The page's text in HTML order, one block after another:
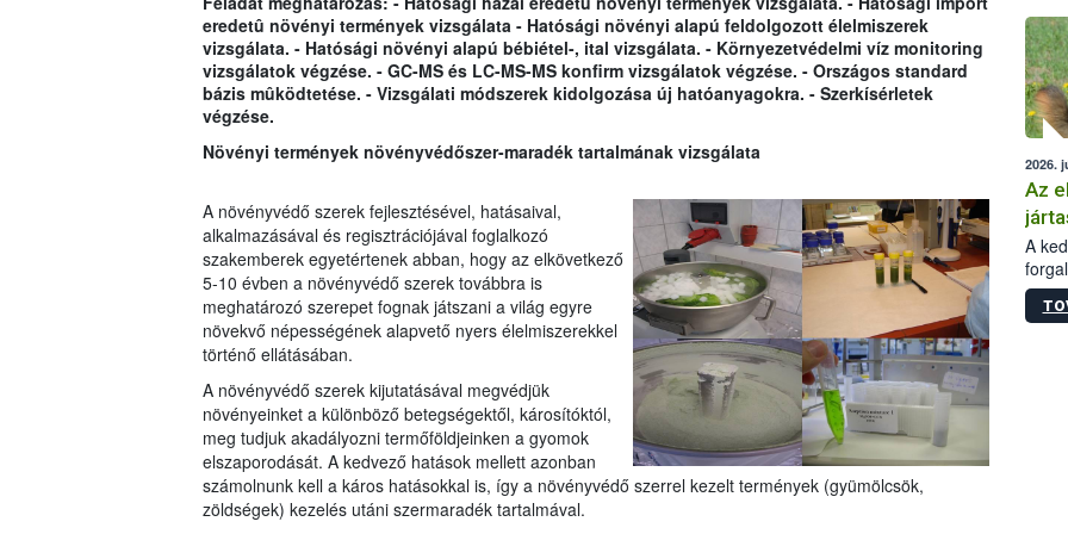
eredetû növényi termények vizsgálata - Hatósági növényi alapú feldolgozott élelmiszerek
vizsgálata. - Hatósági növényi alapú bébiétel-, ital vizsgálata. - Környezetvédelmi víz monitoring
vizsgálatok végzése. - GC-MS és LC-MS-MS konfirm vizsgálatok végzése. - Országos standard
bázis mûködtetése. - Vizsgálati módszerek kidolgozása új hatóanyagokra. - Szerkísérletek
végzése.
Növényi termények növényvédőszer-maradék tartalmának vizsgálata
A növényvédő szerek fejlesztésével, hatásaival,
alkalmazásával és regisztrációjával foglalkozó
szakemberek egyetértenek abban, hogy az elkövetkező
5-10 évben a növényvédő szerek továbbra is
meghatározó szerepet fognak játszani a világ egyre
növekvő népességének alapvető nyers élelmiszerekkel
történő ellátásában.
A növényvédő szerek kijutatásával megvédjük
növényeinket a különböző betegségektől, károsítóktól,
meg tudjuk akadályozni termőföldjeinken a gyomok
elszaporodását. A kedvező hatások mellett azonban
számolnunk kell a káros hatásokkal is, így a növényvédő szerrel kezelt termények (gyümölcsök,
zöldségek) kezelés utáni szermaradék tartalmával.
2026.
Az
A